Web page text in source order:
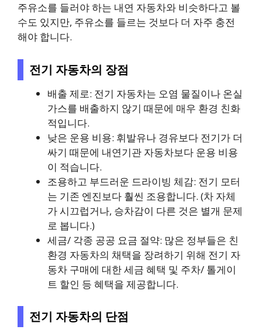
주유소를 들러야 하는 내연 자동차와 비슷하다고 볼
수도 있지만, 주유소를 들르는 것보다 더 자주 충전
해야 합니다.
전기 자동차의 장점
배출 제로: 전기 자동차는 오염 물질이나 온실
가스를 배출하지 않기 때문에 매우 환경 친화
적입니다.
낮은 운용 비용: 휘발유나 경유보다 전기가 더
싸기 때문에 내연기관 자동차보다 운용 비용
이 적습니다.
조용하고 부드러운 드라이빙 체감: 전기 모터
는 기존 엔진보다 훨씬 조용합니다. (차 자체
가 시끄럽거나, 승차감이 다른 것은 별개 문제
로 봅니다.)
세금/ 각종 공공 요금 절약: 많은 정부들은 친
환경 자동차의 채택을 장려하기 위해 전기 자
동차 구매에 대한 세금 혜택 및 주차/ 톨게이
트 할인 등 혜택을 제공합니다.
전기 자동차의 단점